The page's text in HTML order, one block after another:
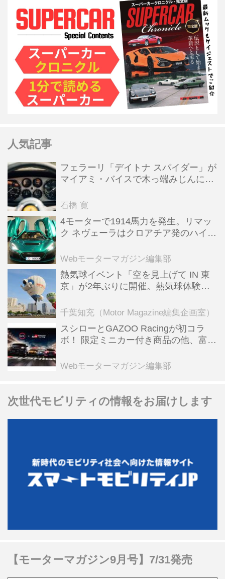
人気記事
フェラーリ「デイトナ スパイダー」が
マイアミ・バイスで木っ端みじんにな
石橋 寛
4モーターで1914馬力を発生。リマッ
ク ネヴェーラはクロアチア発のハイパ
全版／115】
Webモーターマガジン編集部
熱気球イベント「空を見上げて IN 東
京」が2年ぶりに開催。熱気球体験搭
ンテンツも
千葉知充（Motor Magazine編集企画室）
スシローとGAZOO Racingが初コラ
ボ！ 限定ミニカー付き商品の他、富士
る抽選企画などを展開
Webモーターマガジン編集部
次世代モビリティの情報をお届けします
【モーターマガジン9月号】7/31発売